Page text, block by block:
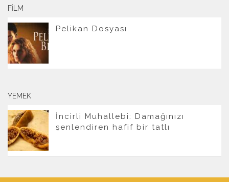
FILM
Pelikan Dosyası
YEMEK
İncirli Muhallebi: Damağınızı
şenlendiren hafif bir tatlı